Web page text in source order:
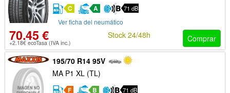
C A 71 dB
Ver ficha del neumático
70.45 €
+2.18€ ecoTasa (IVA inc.) Comprar
Stock 24/48h
195/70 R14 95V
MA P1 XL (TL)
F B 71 dB